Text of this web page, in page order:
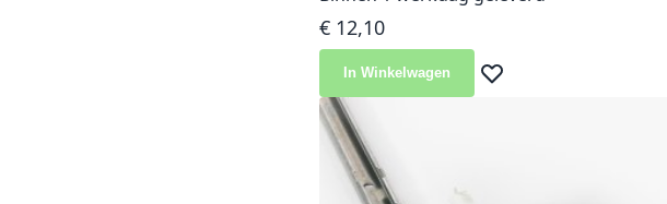
€ 12,10
In Winkelwagen Voeg toe aan verlanglijst